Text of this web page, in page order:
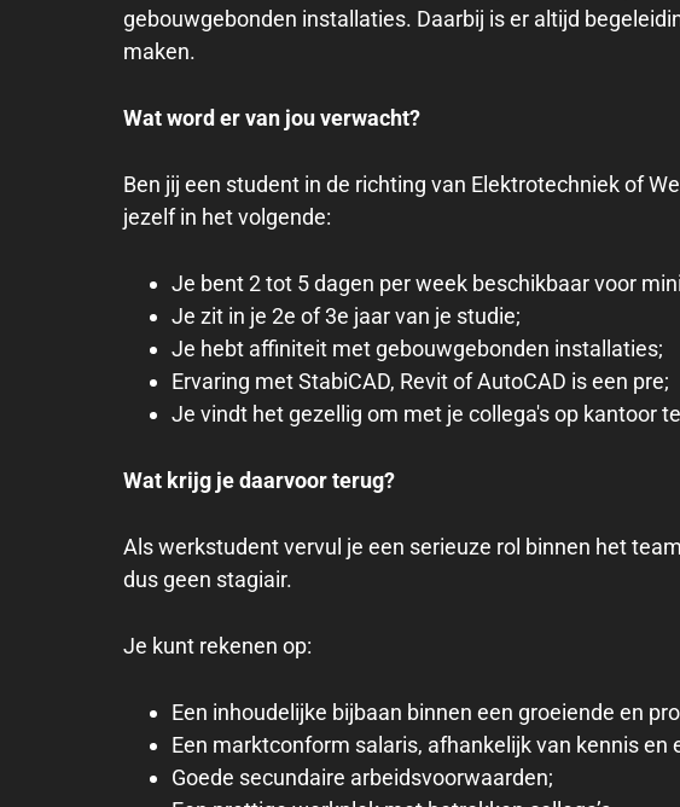
gebouwgebonden installaties. Daarbij is er altijd
maken.
Wat word er van jou verwacht?
Ben jij een student in de richting van Elektrotechniek of
jezelf in het volgende:
Je bent 2 tot 5 dagen per week beschikbaar voor
Je zit in je 2e of 3e jaar van je studie;
Je hebt affiniteit met gebouwgebonden installaties;
Ervaring met StabiCAD, Revit of AutoCAD is een pre;
Je vindt het gezellig om met je collega's op kantoor
Wat krijg je daarvoor terug?
Als werkstudent vervul je een serieuze rol binnen het
dus geen stagiair.
Je kunt rekenen op:
Een inhoudelijke bijbaan binnen een groeiende en
Een marktconform salaris, afhankelijk van kennis en
Goede secundaire arbeidsvoorwaarden;